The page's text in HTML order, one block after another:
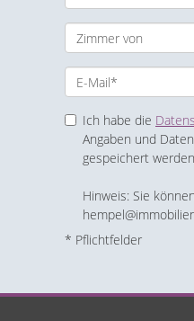
Ich habe die
Angaben und
gespeichert
Hinweis: Sie
* Pflichtfelder